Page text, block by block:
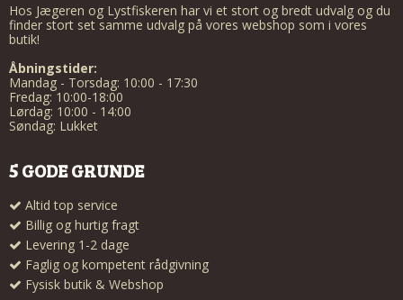
Hos Jægeren og Lystfiskeren har vi et stort og bredt udvalg og du
finder stort set samme udvalg på vores webshop som i vores
butik!
Åbningstider:
Mandag - Torsdag: 10:00 - 17:30
Fredag: 10:00-18:00
Lørdag: 10:00 - 14:00
Søndag: Lukket
5 GODE GRUNDE
Altid top service
Billig og hurtig fragt
Levering 1-2 dage
Faglig og kompetent rådgivning
Fysisk butik & Webshop